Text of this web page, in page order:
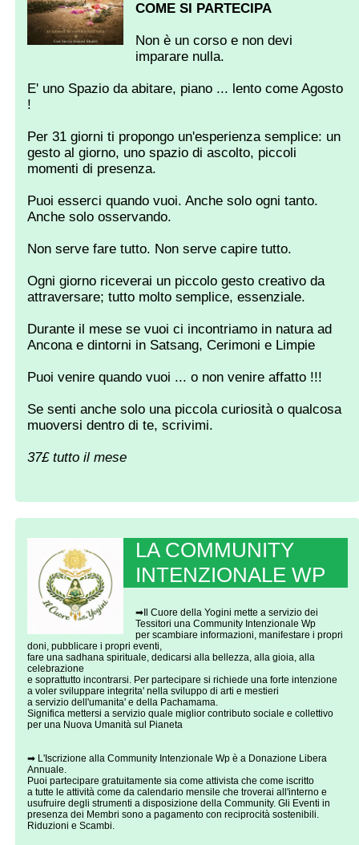
COME SI PARTECIPA
Non è un corso e non devi
imparare nulla.
E' uno Spazio da abitare, piano ... lento come Agosto
!
Per 31 giorni ti propongo un'esperienza semplice: un
gesto al giorno, uno spazio di ascolto, piccoli
momenti di presenza.
Puoi esserci quando vuoi. Anche solo ogni tanto.
Anche solo osservando.
Non serve fare tutto. Non serve capire tutto.
Ogni giorno riceverai un piccolo gesto creativo da
attraversare; tutto molto semplice, essenziale.
Durante il mese se vuoi ci incontriamo in natura ad
Ancona e dintorni in Satsang, Cerimoni e Limpie
Puoi venire quando vuoi ... o non venire affatto !!!
Se senti anche solo una piccola curiosità o qualcosa
muoversi dentro di te, scrivimi.
37£ tutto il mese
LA COMMUNITY
INTENZIONALE WP
➡Il Cuore della Yogini mette a servizio dei
Tessitori ‌una ‌Community Intenzionale Wp
per scambiare informazioni, manifestare i propri
doni, pubblicare i propri eventi,
fare una sadhana spirituale, dedicarsi alla bellezza, alla gioia, alla
celebrazione
e soprattutto incontrarsi. Per partecipare si richiede una forte intenzione
a voler sviluppare integrita' nella sviluppo di arti e mestieri
a servizio dell'umanita' e della Pachamama.
Significa mettersi a servizio quale miglior contributo sociale e collettivo
per una Nuova Umanità sul Pianeta
➡ L'Iscrizione alla Community Intenzionale Wp è a Donazione Libera
Annuale.
Puoi partecipare gratuitamente sia come attivista che come iscritto
a tutte le attività come da calendario mensile che troverai all'interno e
usufruire degli strumenti a disposizione della Community. Gli Eventi in
presenza dei Membri sono a pagamento con reciprocità sostenibili.
Riduzioni e Scambi.